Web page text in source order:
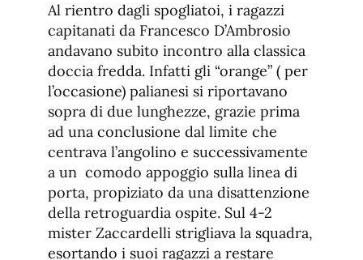
Al rientro dagli spogliatoi, i ragazzi
capitanati da Francesco D’Ambrosio
andavano subito incontro alla classica
doccia fredda. Infatti gli “orange” ( per
l’occasione) palianesi si riportavano
sopra di due lunghezze, grazie prima
ad una conclusione dal limite che
centrava l’angolino e successivamente
a un comodo appoggio sulla linea di
porta, propiziato da una disattenzione
della retroguardia ospite. Sul 4-2
mister Zaccardelli strigliava la squadra,
esortando i suoi ragazzi a restare